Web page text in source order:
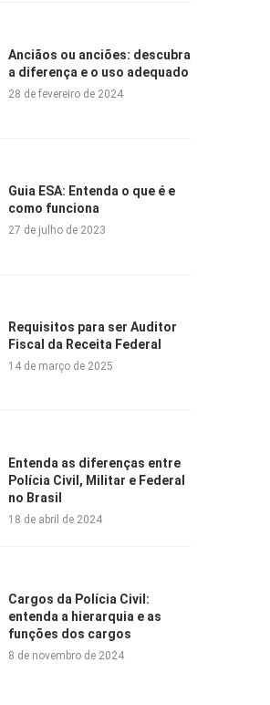
Anciãos ou anciões: descubra
a diferença e o uso adequado
28 de fevereiro de 2024
Guia ESA: Entenda o que é e
como funciona
27 de julho de 2023
Requisitos para ser Auditor
Fiscal da Receita Federal
14 de março de 2025
Entenda as diferenças entre
Polícia Civil, Militar e Federal
no Brasil
18 de abril de 2024
Cargos da Polícia Civil:
entenda a hierarquia e as
funções dos cargos
8 de novembro de 2024